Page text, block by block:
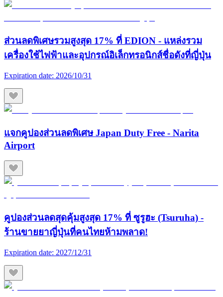
ส่วนลดพิเศษรวมสูงสุด 17% ที่ EDION - แหล่งรวม
เครื่องใช้ไฟฟ้าและอุปกรณ์อิเล็กทรอนิกส์ชื่อดังที่ญี่ปุ่น
Expiration date: 2026/10/31
แจกคูปองส่วนลดพิเศษ Japan Duty Free - Narita
Airport
คูปองส่วนลดสุดคุ้มสูงสุด 17% ที่ ซูรูฮะ (Tsuruha) -
ร้านขายยาญี่ปุ่นที่คนไทยห้ามพลาด!
Expiration date: 2027/12/31